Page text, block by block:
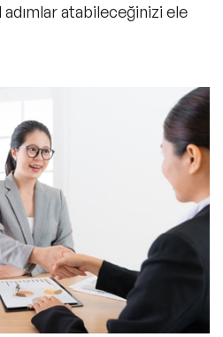
atabileceğinizi ele